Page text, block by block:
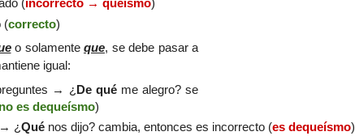
(incorrecto → queísmo)
(correcto)
o solamente que, se debe pasar a
igual:
→ ¿ De qué me alegro? se
es dequeísmo)
¿Qué nos dijo? cambia, entonces es incorrecto (es dequeísmo)